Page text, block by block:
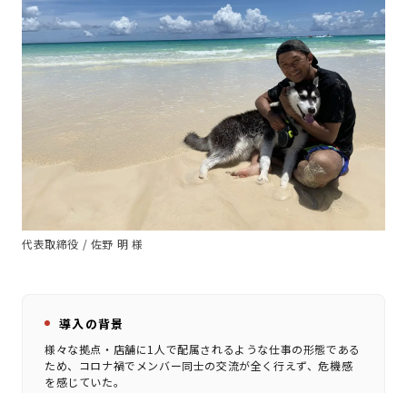
代表取締役 / 佐野 明 様
導入の背景
様々な拠点・店舗に1人で配属されるような仕事の形態である
ため、コロナ禍でメンバー同士の交流が全く行えず、危機感
を感じていた。